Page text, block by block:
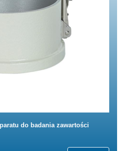
do badania zawartości